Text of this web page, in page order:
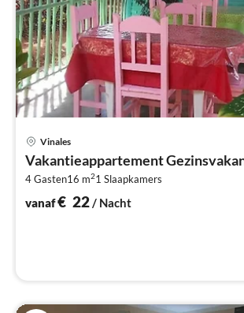
Vinales
Vakantieappartement
4 Gasten16 m21 Slaapkamers
vanaf€ 22/ Nacht